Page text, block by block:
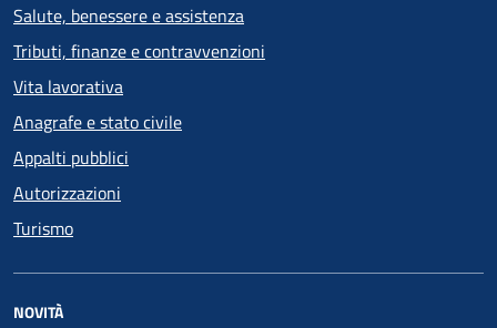
Salute, benessere e assistenza
Tributi, finanze e contravvenzioni
Vita lavorativa
Anagrafe e stato civile
Appalti pubblici
Autorizzazioni
Turismo
NOVITÀ